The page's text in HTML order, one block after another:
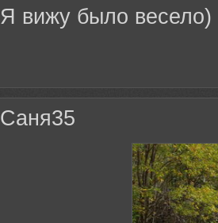
Я вижу было весело)
Саня35